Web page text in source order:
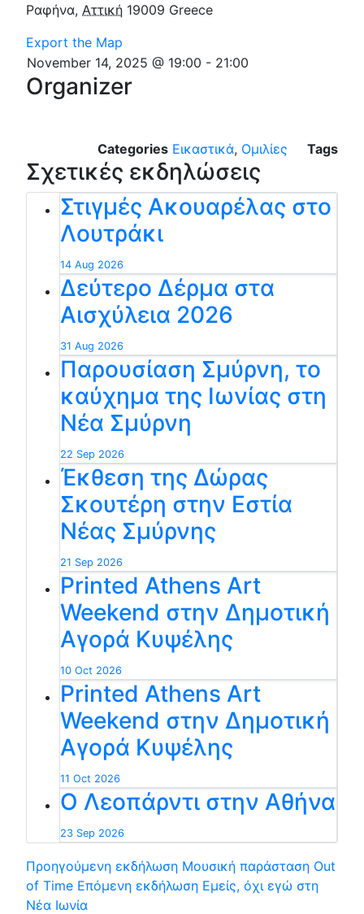
Ραφήνα, Αττική 19009 Greece
Export the Map
November 14, 2025 @ 19:00 - 21:00
Organizer
Categories Εικαστικά, Ομιλίες Tags
Σχετικές εκδηλώσεις
Στιγμές Ακουαρέλας στο
Λουτράκι
14 Aug 2026
Δεύτερο Δέρμα στα
Αισχύλεια 2026
31 Aug 2026
Παρουσίαση Σμύρνη, το
καύχημα της Ιωνίας στη
Νέα Σμύρνη
22 Sep 2026
Έκθεση της Δώρας
Σκουτέρη στην Εστία
Νέας Σμύρνης
21 Sep 2026
Printed Athens Art
Weekend στην Δημοτική
Αγορά Κυψέλης
10 Oct 2026
Printed Athens Art
Weekend στην Δημοτική
Αγορά Κυψέλης
11 Oct 2026
Ο Λεοπάρντι στην Αθήνα
23 Sep 2026
Προηγούμενη εκδήλωση Μουσική παράσταση Out
of Time Επόμενη εκδήλωση Εμείς, όχι εγώ στη
Νέα Ιωνία